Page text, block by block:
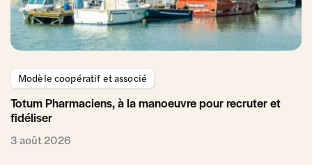
Modèle coopératif et associé
Totum Pharmaciens, à la manoeuvre pour recruter et
fidéliser
3 août 2026